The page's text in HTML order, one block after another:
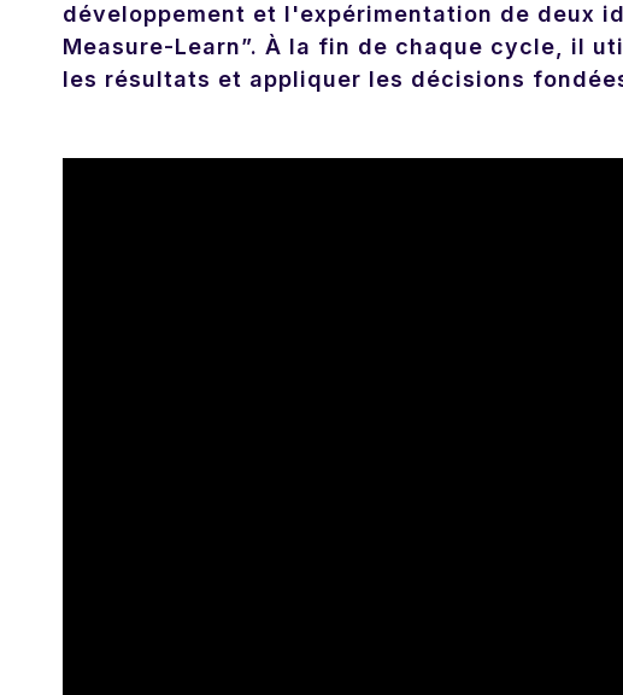
développement et l'expérimentation de deux
Measure-Learn”. À la fin de chaque cycle, il
les résultats et appliquer les décisions